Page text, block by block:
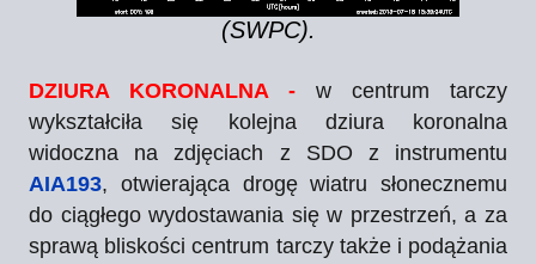
(SWPC).
DZIURA KORONALNA - w centrum tarczy
wykształciła się kolejna dziura koronalna
widoczna na zdjęciach z SDO z instrumentu
AIA193, otwierająca drogę wiatru słonecznemu
do ciągłego wydostawania się w przestrzeń, a za
sprawą bliskości centrum tarczy także i podążania